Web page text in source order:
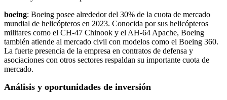
boeing: Boeing posee alrededor del 30% de la cuota de mercado
mundial de helicópteros en 2023. Conocida por sus helicópteros
militares como el CH-47 Chinook y el AH-64 Apache, Boeing
también atiende al mercado civil con modelos como el Boeing 360.
La fuerte presencia de la empresa en contratos de defensa y
asociaciones con otros sectores respaldan su importante cuota de
mercado.
Análisis y oportunidades de inversión